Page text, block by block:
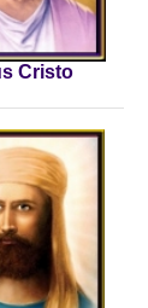
Cristo